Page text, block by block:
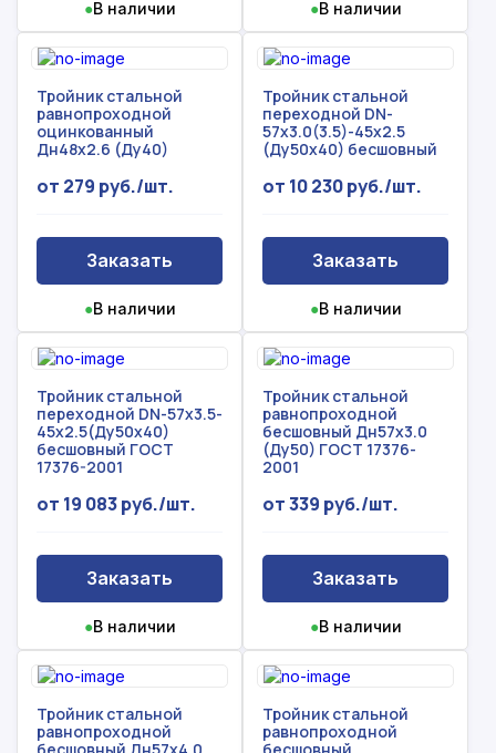
●В наличии ●В наличии
Тройник стальной
равнопроходной
оцинкованный
Дн48х2.6 (Ду40)
от 279 руб./шт.
Заказать
●В наличии
Тройник стальной
переходной DN-
57х3.0(3.5)-45х2.5
(Ду50х40) бесшовный
от 10 230 руб./шт.
Заказать
●В наличии
Тройник стальной
переходной DN-57х3.5-
45х2.5(Ду50х40)
бесшовный ГОСТ
17376-2001
от 19 083 руб./шт.
Заказать
●В наличии
Тройник стальной
равнопроходной
бесшовный Дн57х3.0
(Ду50) ГОСТ 17376-
2001
от 339 руб./шт.
Заказать
●В наличии
Тройник стальной
равнопроходной
бесшовный Дн57х4.0
Тройник стальной
равнопроходной
бесшовный